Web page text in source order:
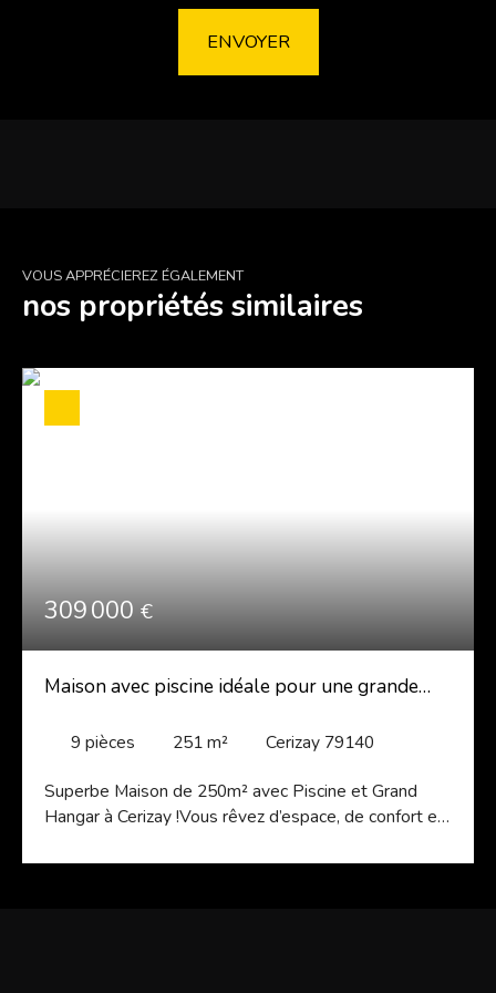
ENVOYER
VOUS APPRÉCIEREZ ÉGALEMENT
nos propriétés similaires
309 000€
Maison avec piscine idéale pour une grande
9 pièces 251m² Cerizay 79140
Superbe Maison de 250m² avec Piscine et Grand
Hangar à Cerizay !Vous rêvez d’espace, de confort et
de 250m² située à Cerizay, implantée sur un vaste